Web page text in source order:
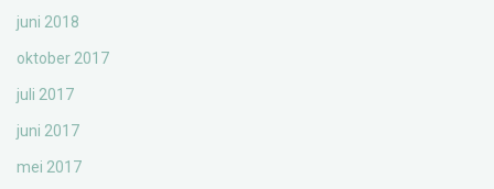
juni 2018
oktober 2017
juli 2017
juni 2017
mei 2017